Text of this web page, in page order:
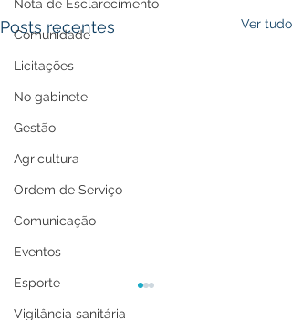
Nota de Esclarecimento
Comunidade
Licitações
No gabinete
Gestão
Agricultura
Ordem de Serviço
Comunicação
Eventos
Esporte
Vigilância sanitária
Posts recentes Ver tudo